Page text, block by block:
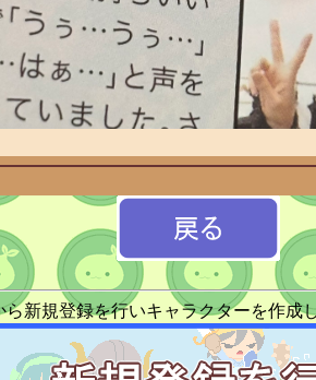
新規登録を行いキャラクターを作成